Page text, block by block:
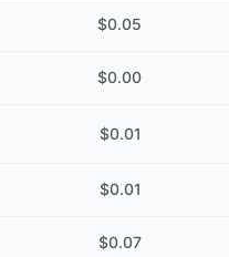
$0.05
$0.00
$0.01
$0.01
$0.07